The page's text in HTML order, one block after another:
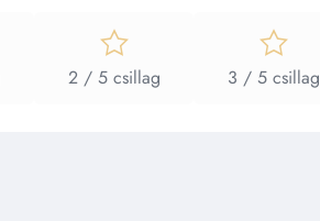
2 / 5 csillag 3 / 5 csillag